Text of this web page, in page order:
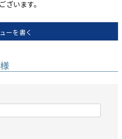
ざいます。
ーを書く